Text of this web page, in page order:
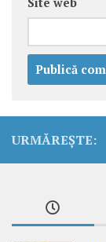
Site web
URMĂREȘTE: